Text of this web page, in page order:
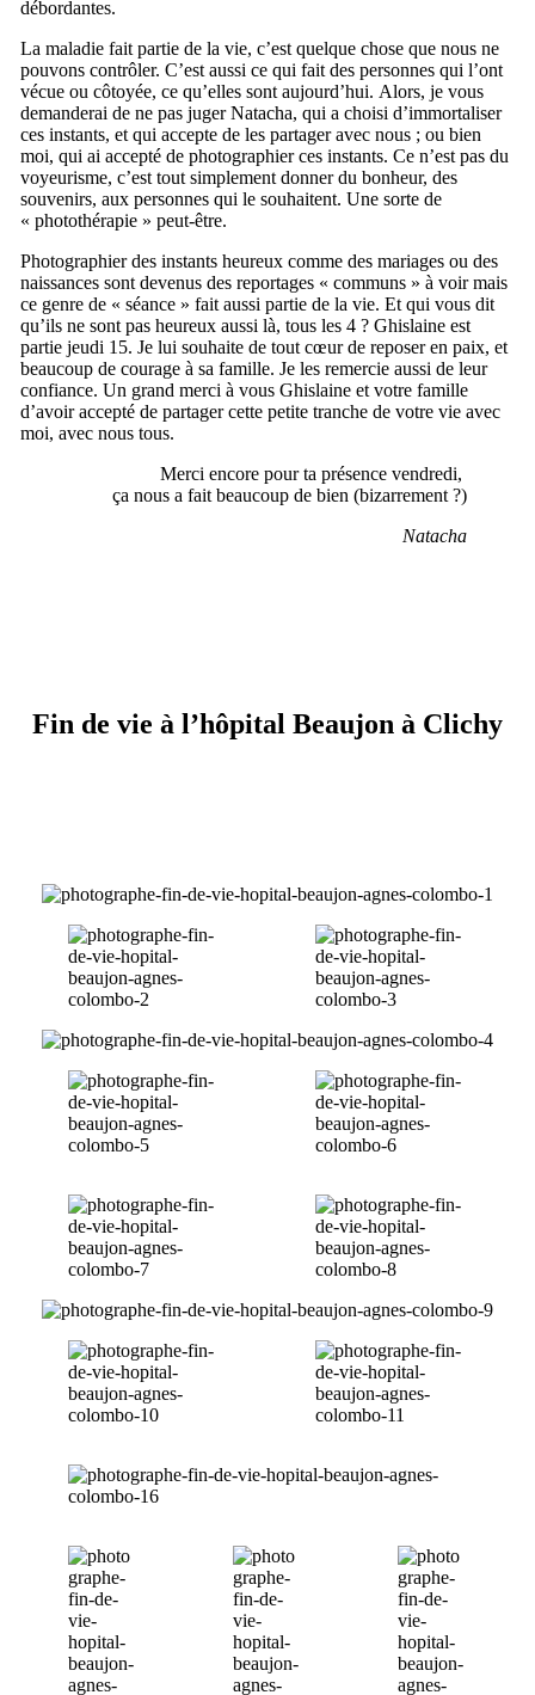
débordantes.
La maladie fait partie de la vie, c’est quelque chose que nous ne
pouvons contrôler. C’est aussi ce qui fait des personnes qui l’ont
vécue ou côtoyée, ce qu’elles sont aujourd’hui. Alors, je vous
demanderai de ne pas juger Natacha, qui a choisi d’immortaliser
ces instants, et qui accepte de les partager avec nous ; ou bien
moi, qui ai accepté de photographier ces instants. Ce n’est pas du
voyeurisme, c’est tout simplement donner du bonheur, des
souvenirs, aux personnes qui le souhaitent. Une sorte de
« photothérapie » peut-être.
Photographier des instants heureux comme des mariages ou des
naissances sont devenus des reportages « communs » à voir mais
ce genre de « séance » fait aussi partie de la vie. Et qui vous dit
qu’ils ne sont pas heureux aussi là, tous les 4 ? Ghislaine est
partie jeudi 15. Je lui souhaite de tout cœur de reposer en paix, et
beaucoup de courage à sa famille. Je les remercie aussi de leur
confiance. Un grand merci à vous Ghislaine et votre famille
d’avoir accepté de partager cette petite tranche de votre vie avec
moi, avec nous tous.
Merci encore pour ta présence vendredi,
ça nous a fait beaucoup de bien (bizarrement ?)
Natacha
Fin de vie à l’hôpital Beaujon à Clichy